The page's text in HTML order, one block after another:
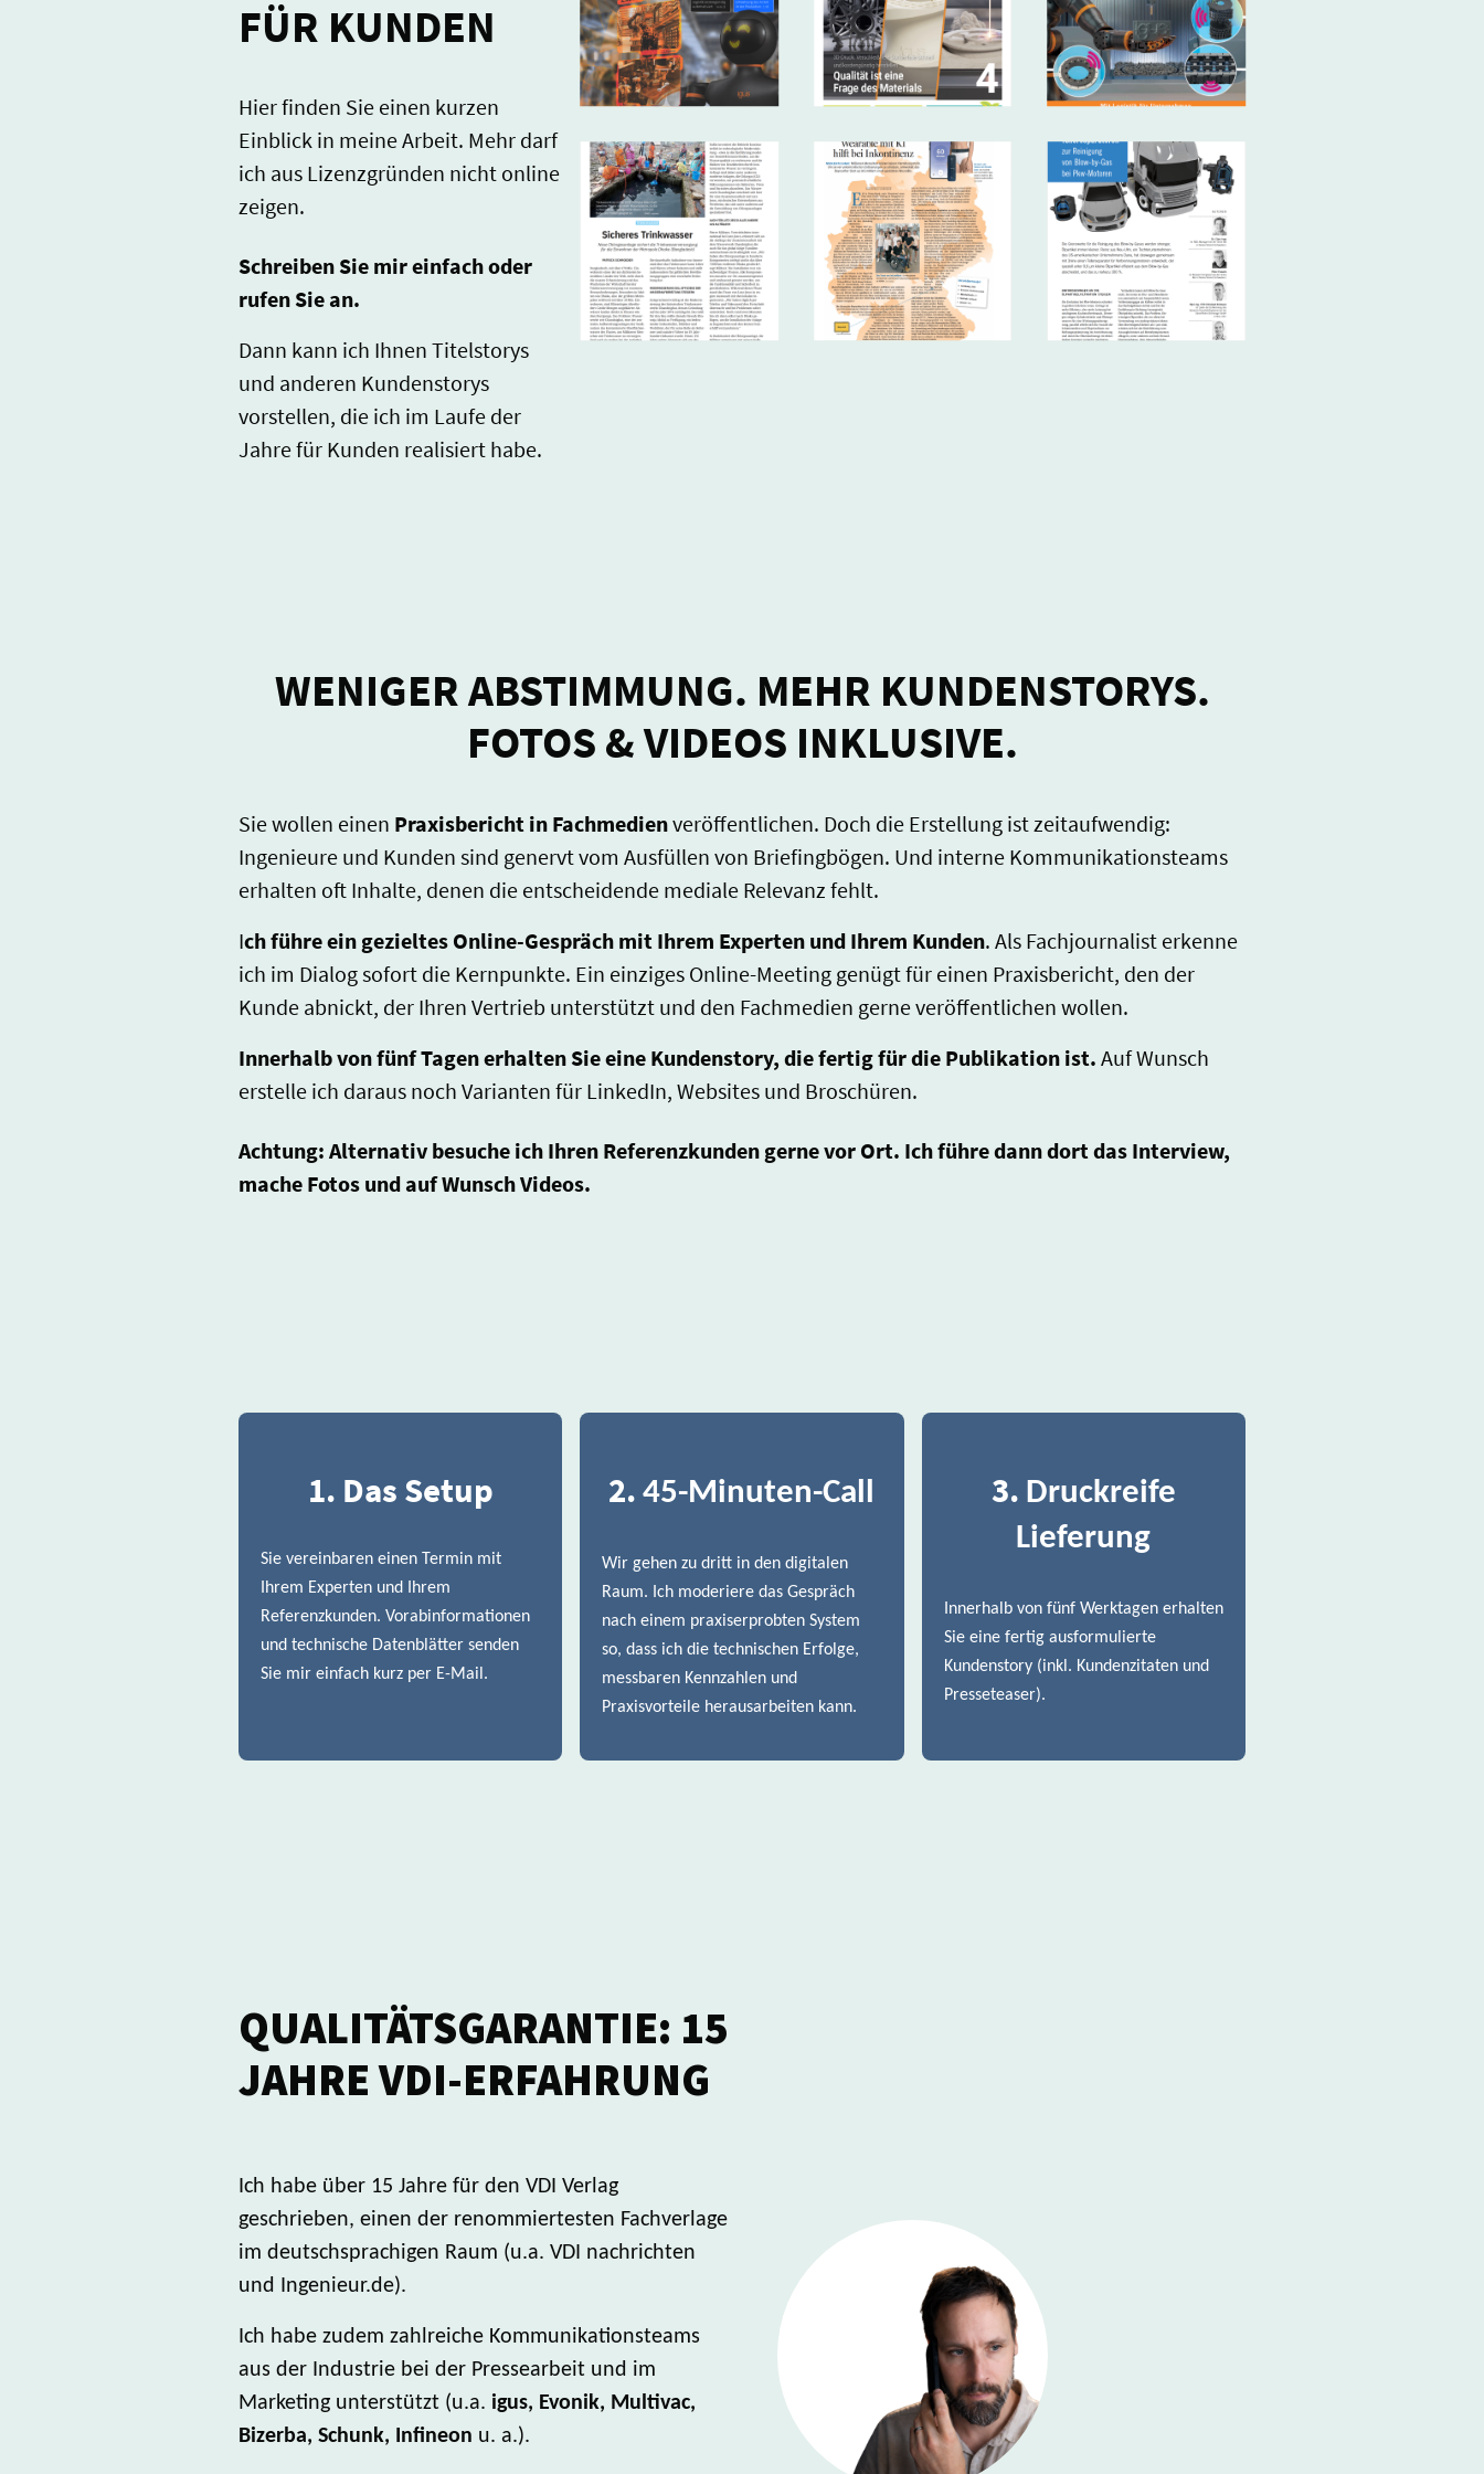
FÜR KUNDEN
Hier finden Sie einen kurzen
Einblick in meine Arbeit. Mehr darf
ich aus Lizenzgründen nicht online
zeigen.
Schreiben Sie mir einfach oder
rufen Sie an.
Dann kann ich Ihnen Titelstorys
und anderen Kundenstorys
vorstellen, die ich im Laufe der
Jahre für Kunden realisiert habe.
WENIGER ABSTIMMUNG. MEHR KUNDENSTORYS.
FOTOS & VIDEOS INKLUSIVE.
Sie wollen einen Praxisbericht in Fachmedienveröffentlichen. Doch die Erstellung ist zeitaufwendig:
Ingenieure und Kunden sind genervt vom Ausfüllen von Briefingbögen. Und interne Kommunikationsteams
erhalten oft Inhalte, denen die entscheidende mediale Relevanz fehlt.
Ich führe ein gezieltes Online-Gespräch mit Ihrem Experten und Ihrem Kunden. Als Fachjournalist erkenne
ich im Dialog sofort die Kernpunkte. Ein einziges Online-Meeting genügt für einen Praxisbericht, den der
Kunde abnickt, der Ihren Vertrieb unterstützt und den Fachmedien gerne veröffentlichen wollen.
Innerhalb von fünf Tagen erhalten Sie eine Kundenstory, die fertig für die Publikation ist. Auf Wunsch
erstelle ich daraus noch Varianten für LinkedIn, Websites und Broschüren.
Achtung: Alternativ besuche ich Ihren Referenzkunden gerne vor Ort. Ich führe dann dort das Interview,
mache Fotos und auf Wunsch Videos.
1. Das Setup
Sie vereinbaren einen Termin mit
Ihrem Experten und Ihrem
Referenzkunden. Vorabinformationen
und technische Datenblätter senden
Sie mir einfach kurz per E-Mail.
2.45-Minuten-Call
Wir gehen zu dritt in den digitalen
Raum. Ich moderiere das Gespräch
nach einem praxiserprobten System
so, dass ich die technischen Erfolge,
messbaren Kennzahlen und
Praxisvorteile herausarbeiten kann.
3. Druckreife
Lieferung
Innerhalb von fünf Werktagen erhalten
Sie eine fertig ausformulierte
Kundenstory (inkl. Kundenzitaten und
Presseteaser).
QUALITÄTSGARANTIE: 15
JAHRE VDI-ERFAHRUNG
Ich habe über 15 Jahre für den VDI Verlag
geschrieben, einen der renommiertesten Fachverlage
im deutschsprachigen Raum (u.a. VDI nachrichten
und Ingenieur.de).
Ich habe zudem zahlreiche Kommunikationsteams
aus der Industrie bei der Pressearbeit und im
Marketing unterstützt (u.a. igus, Evonik, Multivac,
Bizerba, Schunk, Infineon u. a.).